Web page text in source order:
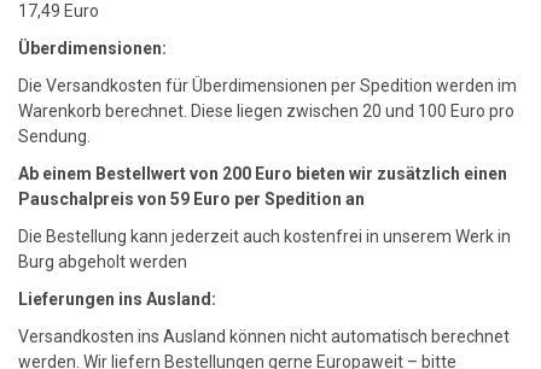
17,49 Euro
Überdimensionen:
Die Versandkosten für Überdimensionen per Spedition werden im
Warenkorb berechnet. Diese liegen zwischen 20 und 100 Euro pro
Sendung.
Ab einem Bestellwert von 200 Euro bieten wir zusätzlich einen
Pauschalpreis von 59 Euro per Spedition an
Die Bestellung kann jederzeit auch kostenfrei in unserem Werk in
Burg abgeholt werden
Lieferungen ins Ausland:
Versandkosten ins Ausland können nicht automatisch berechnet
werden. Wir liefern Bestellungen gerne Europaweit – bitte